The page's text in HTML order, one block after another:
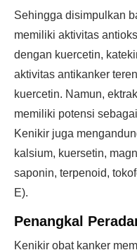
Sehingga disimpulkan
memiliki aktivitas
dengan kuercetin,
aktivitas antikanker
kuercetin. Namun,
memiliki potensi
Kenikir juga
kalsium, kuersetin,
saponin, terpenoid,
E).
Penangkal
Kenikir obat kanker